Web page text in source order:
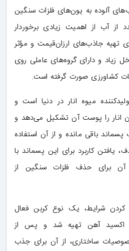
آلوده به یون‌های فلزات سنگین
از آب از اهمیت زیادی برخوردار
تهیه جاذب‌های ارزان‌قیمت و مؤثر
زیاد و دارای گروه‌های عاملی روی
کشاورزی صورت گرفته است.
میوه انار در دنیا است و
درصد وزن انار را پوست آن تشکیل می‌دهد و
باقی مانده و از آن استفاده
یافتن کاربرد برای این پسماند با
آن برای حذف فلزات سنگین از
کردن شرایط، یک نوع کربن فعال
اکسید آهن تهیه شد و پس از
ساختاری، از آن برای جذب